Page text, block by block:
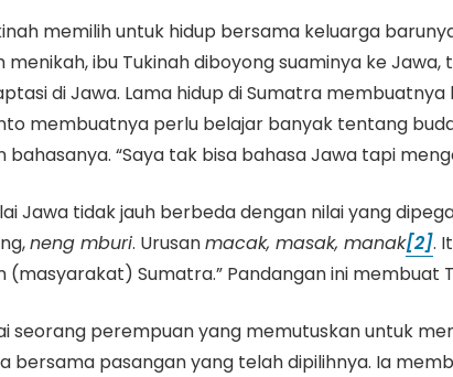
memilih untuk hidup bersama keluarga
menikah, ibu Tukinah diboyong suaminya ke
di Jawa. Lama hidup di Sumatra
membuatnya perlu belajar banyak tentang
bahasanya. “Saya tak bisa bahasa Jawa tapi
Jawa tidak jauh berbeda dengan nilai yang
neng mburi. Urusanmacak, masak, manak[2].
(masyarakat) Sumatra.” Pandangan ini membuat
seorang perempuan yang memutuskan untuk
bersama pasangan yang telah dipilihnya. Ia